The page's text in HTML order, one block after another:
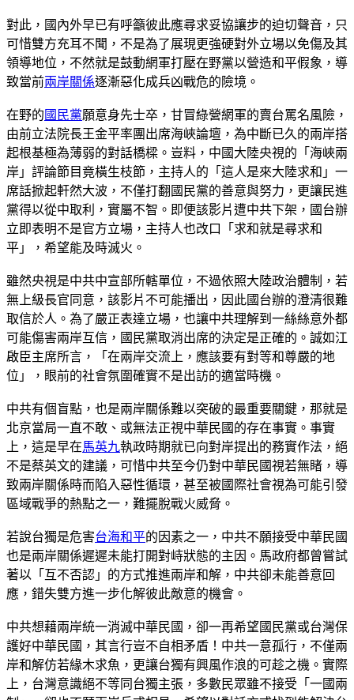
對此，國內外早已有呼籲彼此應尋求妥協讓步的迫切聲音，只
可惜雙方充耳不聞，不是為了展現更強硬對外立場以免傷及其
領導地位，不然就是鼓動網軍打壓在野黨以營造和平假象，導
致當前兩岸關係逐漸惡化成兵凶戰危的險境。
在野的 國民黨願意身先士卒，甘冒綠營網軍的賣台罵名風險，
由前立法院長王金平率團出席海峽論壇，為中斷已久的兩岸搭
起根基極為薄弱的對話橋樑。豈料，中國大陸央視的「海峽兩
岸」評論節目竟橫生枝節，主持人的「這人是來大陸求和」一
席話掀起軒然大波，不僅打翻國民黨的善意與努力，更讓民進
黨得以從中取利，實屬不智。即便該影片遭中共下架，國台辦
立即表明不是官方立場，主持人也改口「求和就是尋求和
平」，希望能及時滅火。
雖然央視是中共中宣部所轄單位，不過依照大陸政治體制，若
無上級長官同意，該影片不可能播出，因此國台辦的澄清很難
取信於人。為了嚴正表達立場，也讓中共理解到一絲絲意外都
可能傷害兩岸互信，國民黨取消出席的決定是正確的。誠如江
啟臣主席所言，「在兩岸交流上，應該要有對等和尊嚴的地
位」，眼前的社會氛圍確實不是出訪的適當時機。
中共有個盲點，也是兩岸關係難以突破的最重要關鍵，那就是
北京當局一直不敢、或無法正視中華民國的存在事實。事實
上，這是早在馬英九執政時期就已向對岸提出的務實作法，絕
不是蔡英文的建議，可惜中共至今仍對中華民國視若無睹，導
致兩岸關係時而陷入惡性循環，甚至被國際社會視為可能引發
區域戰爭的熱點之一，難擺脫戰火威脅。
若說台獨是危害台海和平的因素之一，中共不願接受中華民國
也是兩岸關係遲遲未能打開對峙狀態的主因。馬政府都曾嘗試
著以「互不否認」的方式推進兩岸和解，中共卻未能善意回
應，錯失雙方進一步化解彼此敵意的機會。
中共想藉兩岸統一消滅中華民國，卻一再希望國民黨或台灣保
護好中華民國，其言行豈不自相矛盾！中共一意孤行，不僅兩
岸和解仿若緣木求魚，更讓台獨有興風作浪的可趁之機。實際
上，台灣意識絕不等同台獨主張，多數民眾雖不接受「一國兩